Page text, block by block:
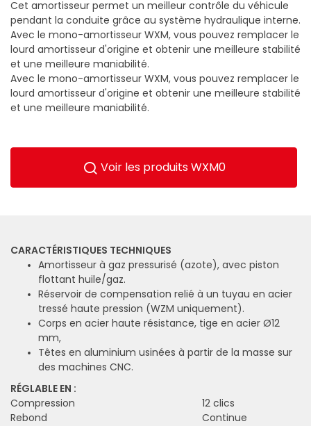
Cet amortisseur permet un meilleur contrôle du véhicule
pendant la conduite grâce au système hydraulique interne.
Avec le mono-amortisseur WXM, vous pouvez remplacer le
lourd amortisseur d'origine et obtenir une meilleure stabilité
et une meilleure maniabilité.
Avec le mono-amortisseur WXM, vous pouvez remplacer le
lourd amortisseur d'origine et obtenir une meilleure stabilité
et une meilleure maniabilité.
Voir les produits WXM0
CARACTÉRISTIQUES TECHNIQUES
Amortisseur à gaz pressurisé (azote), avec piston
flottant huile/gaz.
Réservoir de compensation relié à un tuyau en acier
tressé haute pression (WZM uniquement).
Corps en acier haute résistance, tige en acier Ø12
mm,
Têtes en aluminium usinées à partir de la masse sur
des machines CNC.
RÉGLABLE EN :
Compression
12 clics
Rebond
Continue